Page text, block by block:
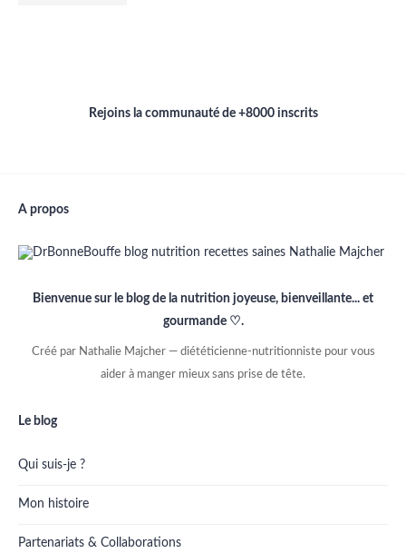
Rejoins la communauté de +8000 inscrits
A propos
Bienvenue sur le blog de la nutrition joyeuse, bienveillante... et
gourmande ♡.
Créé par Nathalie Majcher — diététicienne-nutritionniste pour vous
aider à manger mieux sans prise de tête.
Le blog
Qui suis-je ?
Mon histoire
Partenariats & Collaborations